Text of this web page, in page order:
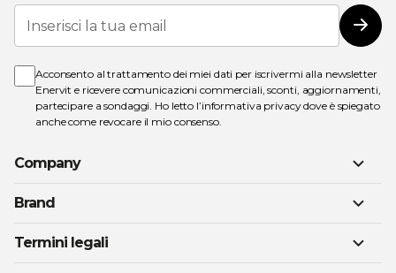
Iscriviti
alla
nostra
Acconsento al trattamento dei miei dati per iscrivermi alla newsletter
Enervit e ricevere comunicazioni commerciali, sconti, aggiornamenti,
partecipare a sondaggi. Ho letto l’informativa privacydove è spiegato
anche come revocare il mio consenso.
Company
Brand
Termini legali